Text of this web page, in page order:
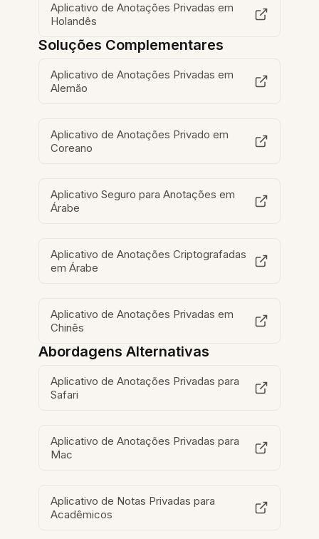
Aplicativo de Anotações Privadas em
Holandês
Soluções Complementares
Aplicativo de Anotações Privadas em
Alemão
Aplicativo de Anotações Privado em
Coreano
Aplicativo Seguro para Anotações em
Árabe
Aplicativo de Anotações Criptografadas
em Árabe
Aplicativo de Anotações Privadas em
Chinês
Abordagens Alternativas
Aplicativo de Anotações Privadas para
Safari
Aplicativo de Anotações Privadas para
Mac
Aplicativo de Notas Privadas para
Acadêmicos